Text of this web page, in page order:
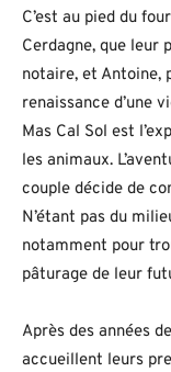
C’est au pied du
Cerdagne, que leur
notaire, et Antoine,
renaissance d’une
Mas Cal Sol est
les animaux.
couple décide de
N’étant pas du
notamment pour
pâturage de leur
Après des années
accueillent leurs